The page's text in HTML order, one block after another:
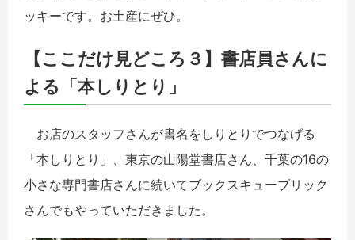
ッキーです。お土産にぜひ。
【ここだけ見どころ３】書店員さんに
よる「本しりとり」
お店のスタッフさんが書名をしりとりでつなげる
「本しりとり」、東京の山陽堂書店さん、千葉の16の
小さな専門書店さんに続いてブックスキューブリック
さんでもやっていただきました。